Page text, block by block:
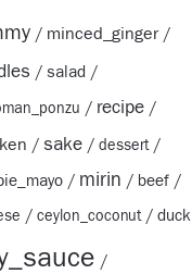
/ minced_ginger/
/ salad /
/ recipe /
/ sake / dessert/
/ mirin / beef /
/ ceylon_coconut/ duck
/